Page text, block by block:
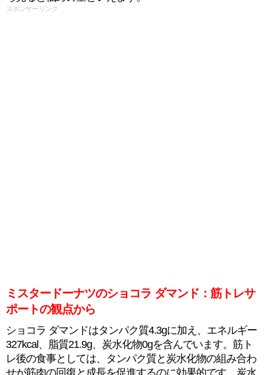
スポンサーリンク
ミスタードーナツのショコラ ダマンド：筋トレサ
ポートの観点から
ショコラ ダマンドはタンパク質4.3gに加え、エネルギー
327kcal、脂質21.9g、炭水化物0gを含んでいます。筋ト
レ後の食事としては、タンパク質と炭水化物の組み合わ
せが筋肉の回復と成長を促進するのに効果的です。炭水